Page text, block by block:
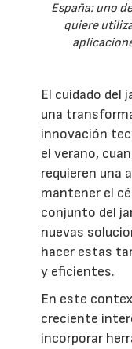
España: uno
quiere
El cuidado del
una
innovación
el verano,
requieren una
mantener el
conjunto del
nuevas
hacer estas
y eficientes.
En este
creciente
incorporar